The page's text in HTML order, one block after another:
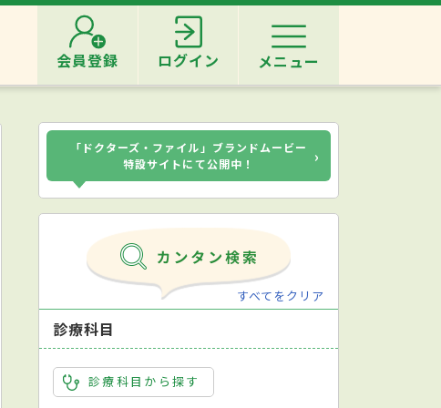
会員登録 ログイン メニュー
「ドクターズ・ファイル」ブランドムービー
特設サイトにて公開中！
›
すべてをクリア
診療科目
診療科目から探す